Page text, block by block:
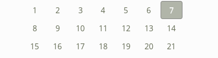
1 2 3 4 5 6
7
8
9 10 11 12 13
14
15
16 17 18 19 20
21